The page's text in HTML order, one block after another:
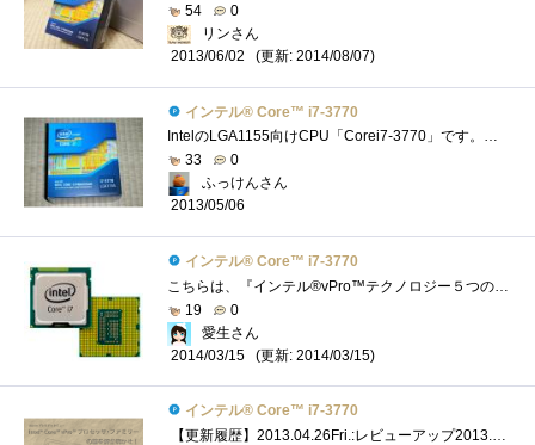
54
0
リンさん
2013/06/02
(更新: 2014/08/07)
インテル® Core™ i7-3770
IntelのLGA1155向けCPU「Corei7-3770」です。インテルCorevProレビューのレビュー品の1つです(；=ﾟωﾟ)=３３３【モデルナンバー(実クロック)】Corei7-3770/3.4G...
33
0
ふっけんさん
2013/05/06
インテル® Core™ i7-3770
こちらは、『インテル®vPro™テクノロジー５つの謎』で頂いたインテル®Core™i7-3770です。CPUクーラーの下にあります（笑）私のメインPCのCPUがイ�...
19
0
愛生さん
2014/03/15
(更新: 2014/03/15)
インテル® Core™ i7-3770
【更新履歴】2013.04.26Fri.:レビューアップ2013.06.06Thu.:コア温度に関して追記2013.06.15Sat.:リンク追加＆レビュー改良 「謎解き」の方は以下のリン�...